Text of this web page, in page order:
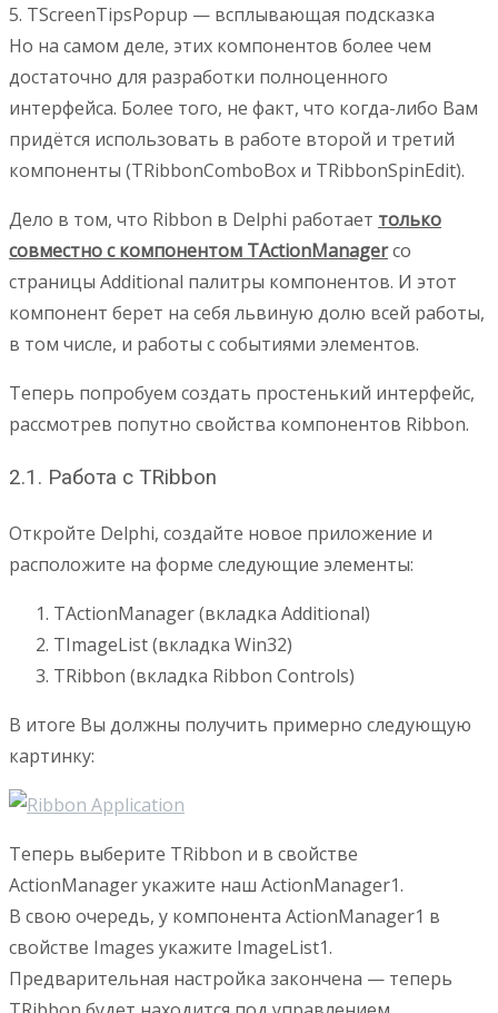
5. TScreenTipsPopup — всплывающая подсказка
Но на самом деле, этих компонентов более чем
достаточно для разработки полноценного
интерфейса. Более того, не факт, что когда-либо Вам
придётся использовать в работе второй и третий
компоненты (TRibbonComboBox и TRibbonSpinEdit).
Дело в том, что Ribbon в Delphi работает только
совместно с компонентом TActionManagerсо
страницы Additional палитры компонентов. И этот
компонент берет на себя львиную долю всей работы,
в том числе, и работы с событиями элементов.
Теперь попробуем создать простенький интерфейс,
рассмотрев попутно свойства компонентов Ribbon.
2.1. Работа с TRibbon
Откройте Delphi, создайте новое приложение и
расположите на форме следующие элементы:
TActionManager (вкладка Additional)
TImageList (вкладка Win32)
TRibbon (вкладка Ribbon Controls)
В итоге Вы должны получить примерно следующую
картинку:
Теперь выберите TRibbon и в свойстве
ActionManager укажите наш ActionManager1.
В свою очередь, у компонента ActionManager1 в
свойстве Images укажите ImageList1.
Предварительная настройка закончена — теперь